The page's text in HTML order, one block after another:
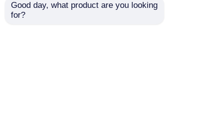
Good day, what product are you looking
for?